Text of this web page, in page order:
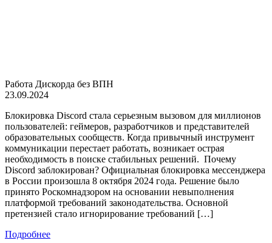
Работа Дискорда без ВПН
23.09.2024
Блокировка Discord стала серьезным вызовом для миллионов
пользователей: геймеров, разработчиков и представителей
образовательных сообществ. Когда привычный инструмент
коммуникации перестает работать, возникает острая
необходимость в поиске стабильных решений. Почему
Discord заблокирован? Официальная блокировка мессенджера
в России произошла 8 октября 2024 года. Решение было
принято Роскомнадзором на основании невыполнения
платформой требований законодательства. Основной
претензией стало игнорирование требований […]
Подробнее